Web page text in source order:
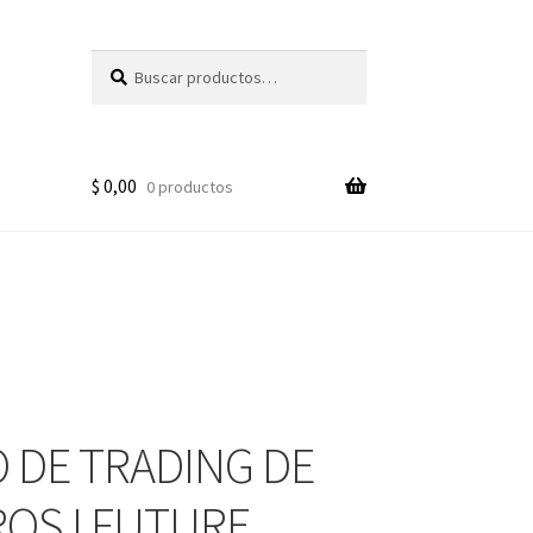
por:
$ 0,00 0 productos
DE TRADING DE